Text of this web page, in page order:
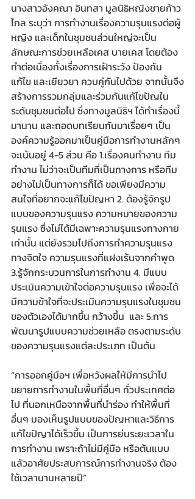
นางสาวอังคณา อินทสา มูลนิธิหญิงชายก้าว
ไกล ระบุว่า การทำงานเรื่องความรุนแรงต่อผู้
หญิง และเด็กในชุมชนส่วนใหญ่จะเป็น
ลักษณะการช่วยเหลือเคส บายเคส โดยต้อง
ทำต่อเนื่องทั้งเรื่องการเฝ้าระวัง ป้องกัน
แก้ไข และเยียวยา ควบคู่กันไปด้วย จากนั้นจึง
สร้างการรวมกลุ่มและร่วมกันแก้ไขปัญใน
ระดับชุมชนต่อไป ซึ่งทางมูลนิธิฯ ได้ทำเรื่องนี้
มานาน และถอดบทเรียนกันมาเรื่อยๆ เป็น
องค์ความรู้ออกมาเป็นคู่มือการทำงานหลักๆ
จะเน้นอยู่ 4-5 ส่วน คือ 1.เรื่องคนทำงาน ทีม
ทำงาน ไม่ว่าจะเป็นทีมที่เป็นทางการ หรือทีม
อย่างไม่เป็นทางการก็ได้ ขอเพียงมีความ
สนใจที่อยากจะแก้ไขปัญหา 2. ต้องรู้จักรูป
แบบของความรุนแรง ความหมายของความ
รุนแรง ซึ่งไม่ได้มีเฉพาะความรุนแรงทางกาย
เท่านั้น แต่ยังรวมไปถึงการทำความรุนแรง
ทางจิตใจ ความรุนแรงที่แฝงเร้นจากคำพูด
3.รู้จักกระบวนการในการทำงาน 4. มีแบบ
ประเมินความเข้าใจต่อความรุนแรง เพื่อจะได้
มีความข้าใจที่จะประเมินความรุนแรงในชุมชน
ของตัวเองได้มากขึ้น กว้างขึ้น  และ 5.การ
พัฒนารูปแบบความช่วยเหลือ ตรงตามระดับ
ของความรุนแรงแต่ละประเภท เป็นต้น
“การออกคู่มือฯ เพื่อหวังผลให้มีการนำไป
ขยายการทำงานในพื้นที่อื่นๆ ทั่วประเทศต่อ
ไป ที่นอกเหนือจากพื้นที่นำร่อง ทำให้พื้นที่
อื่นๆ มองเห็นรูปแบบของปัญหาและวิธีการ
แก้ไขปัญาได้เร็วขึ้น เป็นการย่นระยะเวลาใน
การทำงาน เพราะถ้าไม่มีคู่มือ หรือต้นแบบ
แล้วอาศัยประสบการณ์การทำงานจริง ต้อง
ใช้เวลานานหลายปี”